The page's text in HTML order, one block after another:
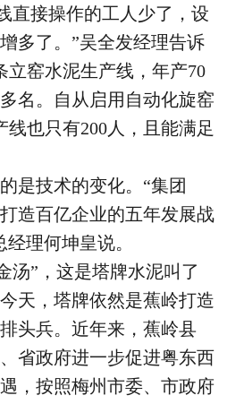
接操作的工人少了，设
多了。”吴全发经理告诉
立窑水泥生产线，年产70
名。自从启用自动化旋窑
也只有200人，且能满足
是技术的变化。“集团
造百亿企业的五年发展战
理何坤皇说。
”，这是塔牌水泥叫了
天，塔牌依然是蕉岭打造
头兵。近年来，蕉岭县
省政府进一步促进粤东西
，按照梅州市委、市政府